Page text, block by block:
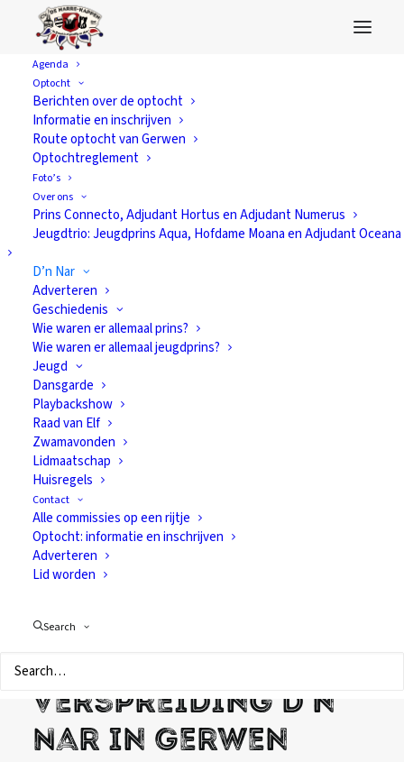
Agenda
Optocht
Berichten over de optocht
Informatie en inschrijven
Route optocht van Gerwen
Optochtreglement
Foto’s
Over ons
Prins Connecto, Adjudant Hortus en Adjudant Numerus
Jeugdtrio: Jeugdprins Aqua, Hofdame Moana en Adjudant Oceana
D’n Nar
Adverteren
Geschiedenis
Wie waren er allemaal prins?
Wie waren er allemaal jeugdprins?
Jeugd
Dansgarde
Playbackshow
Raad van Elf
Zwamavonden
Lidmaatschap
Huisregels
Contact
Alle commissies op een rijtje
Optocht: informatie en inschrijven
Adverteren
Lid worden
Search
"Hij is dikker dan
anders!" -
Donderdagavond:
verspreiding D’n
Nar in Gerwen